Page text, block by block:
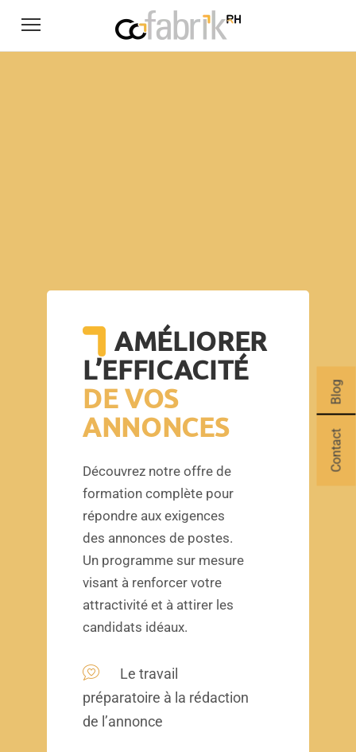
AMÉLIORER
L’EFFICACITÉ
DE VOS
ANNONCES
Découvrez notre offre de
formation complète pour
répondre aux exigences
des annonces de postes.
Un programme sur mesure
visant à renforcer votre
attractivité et à attirer les
candidats idéaux.
Le travail
préparatoire à la rédaction
de l’annonce
Contact
Blog